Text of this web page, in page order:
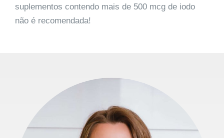
suplementos contendo mais de 500 mcg de iodo
não é recomendada!